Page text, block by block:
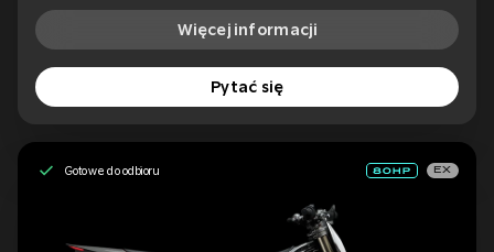
Więcej informacji
Pytać się
Gotowe do odbioru EX